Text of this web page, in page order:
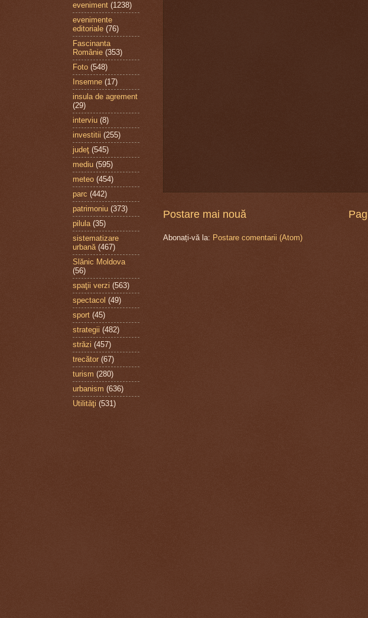
Postare mai nouă
Abonați-vă la: Postare comentarii (Atom)
eveniment (1238)
evenimente
editoriale (76)
Fascinanta
Românie (353)
Foto (548)
Insemne (17)
insula de agrement
(29)
interviu (8)
investitii (255)
judeţ (545)
mediu (595)
meteo (454)
parc (442)
patrimoniu (373)
pilula (35)
sistematizare
urbană (467)
Slănic Moldova
(56)
spaţii verzi (563)
spectacol (49)
sport (45)
strategii (482)
străzi (457)
trecător (67)
turism (280)
urbanism (636)
Utilităţi (531)